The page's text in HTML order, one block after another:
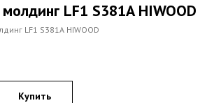
LF1 S381A HIWOOD
LF1 S381A HIWOOD
Купить